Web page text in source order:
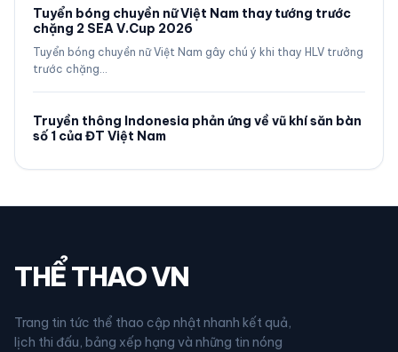
Tuyển bóng chuyền nữ Việt Nam thay tướng trước
chặng 2 SEA V.Cup 2026
Tuyển bóng chuyền nữ Việt Nam gây chú ý khi thay HLV trưởng
trước chặng…
Truyền thông Indonesia phản ứng về vũ khí săn bàn
số 1 của ĐT Việt Nam
THỂ THAO VN
Trang tin tức thể thao cập nhật nhanh kết quả,
lịch thi đấu, bảng xếp hạng và những tin nóng